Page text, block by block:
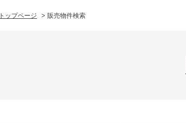
トップページ
> 販売物件検索